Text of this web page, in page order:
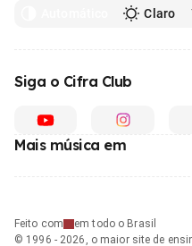
Claro
Siga o Cifra Club
Mais música em
Feito com
em todo o Brasil
© 1996 - 2026, o maior site de